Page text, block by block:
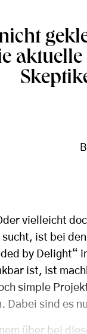
vielleicht
ist bei
by Delight“
ist, ist
simple
Dabei sind es
über bei